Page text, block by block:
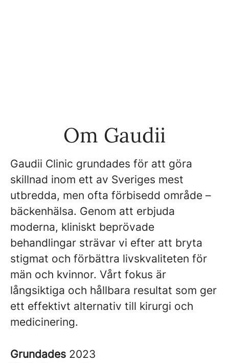
Om Gaudii
Gaudii Clinic grundades för att göra
skillnad inom ett av Sveriges mest
utbredda, men ofta förbisedd område –
bäckenhälsa. Genom att erbjuda
moderna, kliniskt beprövade
behandlingar strävar vi efter att bryta
stigmat och förbättra livskvaliteten för
män och kvinnor. Vårt fokus är
långsiktiga och hållbara resultat som ger
ett effektivt alternativ till kirurgi och
medicinering.
Grundades 2023